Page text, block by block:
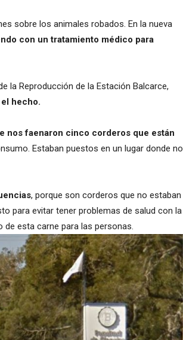
sobre los animales robados. En la nueva
con un tratamiento médico para
la Reproducción de la Estación Balcarce,
hecho.
nos faenaron cinco corderos que están
Estaban puestos en un lugar donde no
, porque son corderos que no estaban
para evitar tener problemas de salud con la
de esta carne para las personas.